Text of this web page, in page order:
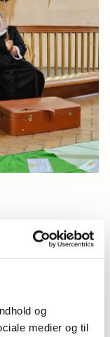
og
medier og til